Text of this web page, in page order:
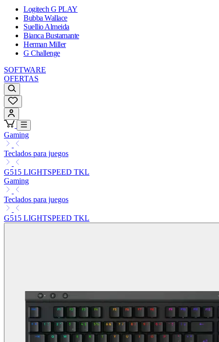
Logitech G PLAY
Bubba Wallace
Suellio Almeida
Bianca Bustamante
Herman Miller
G Challenge
SOFTWARE
OFERTAS
Gaming
Teclados para juegos
G515 LIGHTSPEED TKL
Gaming
Teclados para juegos
G515 LIGHTSPEED TKL